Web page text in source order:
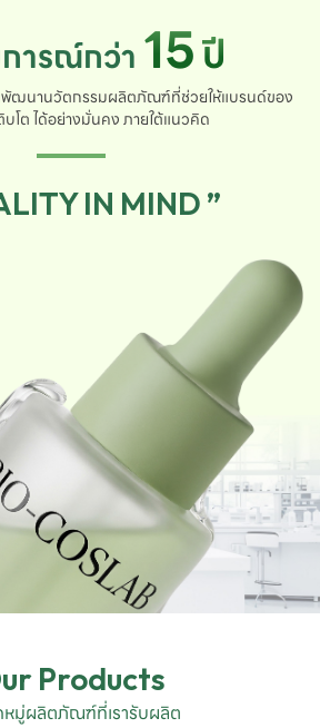
ารณ์กว่า 15ปี
ฒนานวัตกรรมผลิตภัณฑ์ที่ช่วยให้แบรนด์ของ
บโต ได้อย่างมั่นคง ภายใต้แนวคิด
IN MIND ”
Products
มู่ผลิตภัณฑ์ที่เรารับผลิต